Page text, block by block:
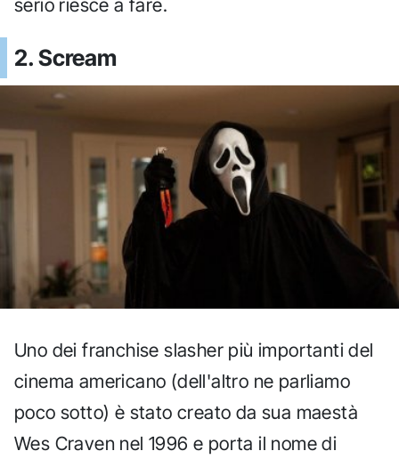
serio riesce a fare.
2. Scream
Uno dei franchise slasher più importanti del
cinema americano (dell'altro ne parliamo
poco sotto) è stato creato da sua maestà
Wes Craven nel 1996 e porta il nome di